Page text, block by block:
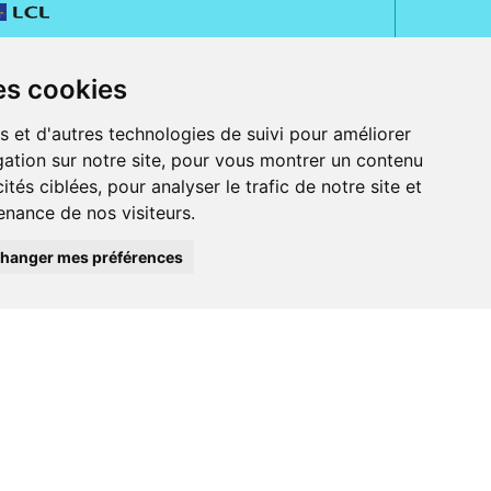
cookies
et d'autres technologies de suivi pour améliorer
sur notre site, pour vous montrer un contenu
ciblées, pour analyser le trafic de notre site et
de nos visiteurs.
mes préférences
Jeanne d' Harcourt, 80300 Albert.
ordonnance.
et iPod touch), ou sur Google Play (pour Androïd 5.0 ou version
Bancontact, PayPal.